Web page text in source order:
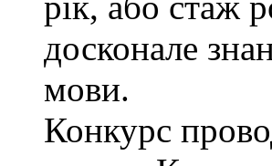
досконале
мови.
Конкурс